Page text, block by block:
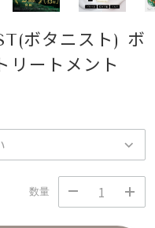
ボタニスト) ボ
リートメント
数量